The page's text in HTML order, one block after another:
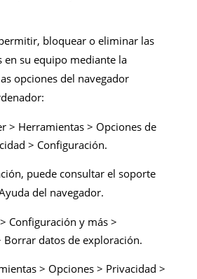
bloquear o eliminar las
en su equipo mediante la
opciones del navegador
> Herramientas > Opciones de
> Configuración.
puede consultar el soporte
del navegador.
Configuración y más >
Borrar datos de exploración.
> Opciones > Privacidad >